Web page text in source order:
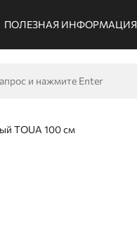
ПОЛЕЗНАЯ ИНФОРМАЦИЯ
TOUA 100 см